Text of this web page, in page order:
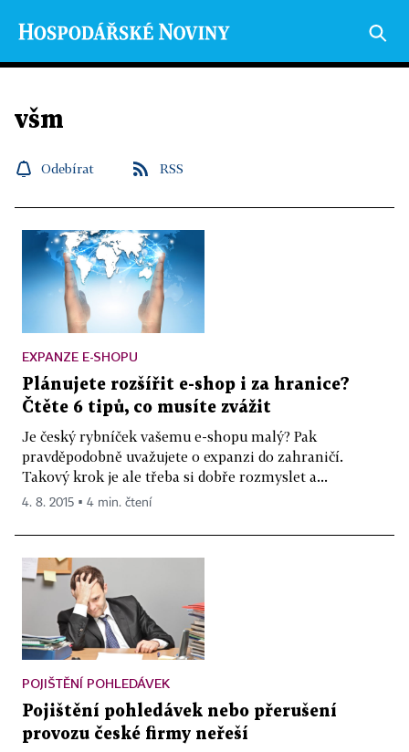
všm
Odebírat RSS
EXPANZE E-SHOPU
Plánujete rozšířit e-shop i za hranice?
Čtěte 6 tipů, co musíte zvážit
Je český rybníček vašemu e-shopu malý? Pak
pravděpodobně uvažujete o expanzi do zahraničí.
Takový krok je ale třeba si dobře rozmyslet a...
4. 8. 2015 ▪ 4 min. čtení
POJIŠTĚNÍ POHLEDÁVEK
Pojištění pohledávek nebo přerušení
provozu české firmy neřeší